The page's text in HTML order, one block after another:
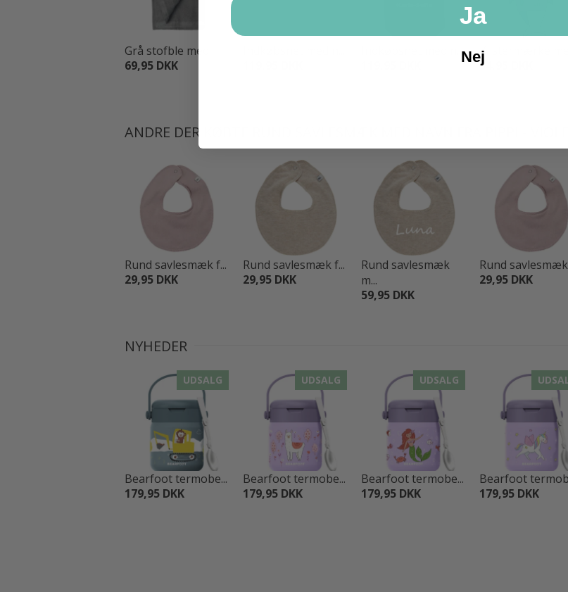
Grå stofble med ...
69,95 DKK
Indkøbsnet med n...
Klistermærke
34,95 DKK
ANDRE DER KØBTE RUND SAVLESMÆK MED NAVN FRA PIPPI -
Rund savlesmæk f...
29,95 DKK
Rund savlesmæk f...
29,95 DKK
Rund savlesmæk
m...
59,95 DKK
Rund savlesmæk
29,95 DKK
NYHEDER
UDSALG
Bearfoot termobe...
179,95 DKK
UDSALG
Bearfoot termobe...
179,95 DKK
UDSALG
Bearfoot termobe...
179,95 DKK
Bearfoot
179,95 DKK
Ja
Nej